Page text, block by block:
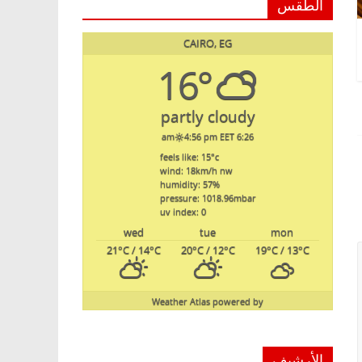
الطقس
CAIRO, EG
16°
partly cloudy
6:26 am
4:56 pm EET
feels like: 15°c
wind: 18km/h nw
humidity: 57%
pressure: 1018.96mbar
uv index: 0
mon
tue
wed
19°C/ 13°C
20°C/ 12°C
21°C/ 14°C
powered by
Weather Atlas